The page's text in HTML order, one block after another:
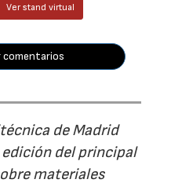
Ver stand virtual
comentarios
de Madrid
del principal
materiales